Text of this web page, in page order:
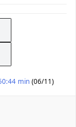
min (06/11)